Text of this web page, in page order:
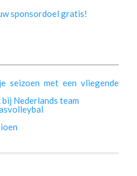
seizoen met een vliegende
Nederlands team